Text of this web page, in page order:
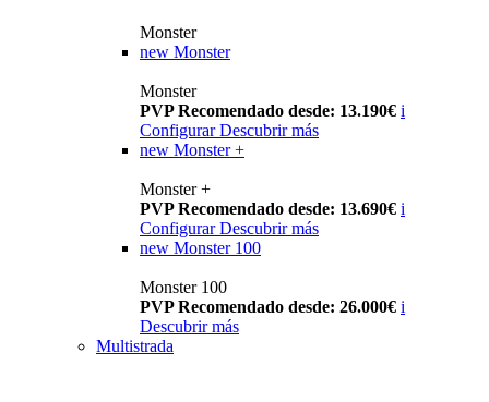
Monster
new Monster
Monster
PVP Recomendado desde: 13.190€ i
Configurar Descubrir más
new Monster +
Monster +
PVP Recomendado desde: 13.690€ i
Configurar Descubrir más
new Monster 100
Monster 100
PVP Recomendado desde: 26.000€ i
Descubrir más
Multistrada